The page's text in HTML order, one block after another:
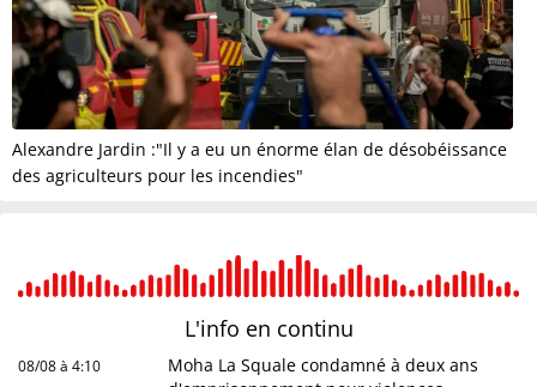
Alexandre Jardin :"Il y a eu un énorme élan de désobéissance
des agriculteurs pour les incendies"
L'info en continu
08/08 à 4:10
Moha La Squale condamné à deux ans